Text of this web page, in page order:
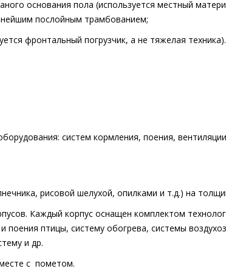
основания пола (используется местный
послойным трамбованием;
фронтальный погрузчик, а не тяжелая
систем кормления, поения,
рисовой шелухой, опилками и т.д.) на
Каждый корпус оснащен комплектом
птицы, систему обогрева, системы
и др.
с пометом.